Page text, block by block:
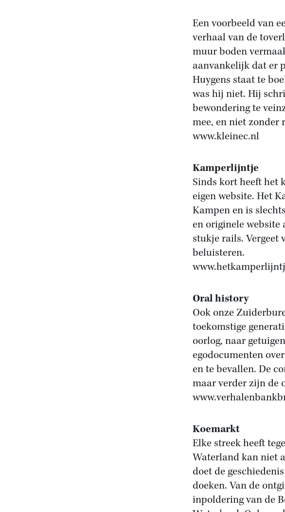
Een voorbeeld van
verhaal van de
muur boden
aanvankelijk dat er
Huygens staat te
was hij niet. Hij
bewondering te
mee, en niet zonder
www.kleinec.nl
Kamperlijntje
Sinds kort heeft het
eigen website. Het
Kampen en is
en originele
stukje rails. Vergeet
beluisteren.
Oral history
Ook onze
toekomstige
oorlog, naar
egodocumenten
en te bevallen. De
maar verder zijn de
Koemarkt
Elke streek heeft
Waterland kan niet
doet de
doeken. Van de
inpoldering van de